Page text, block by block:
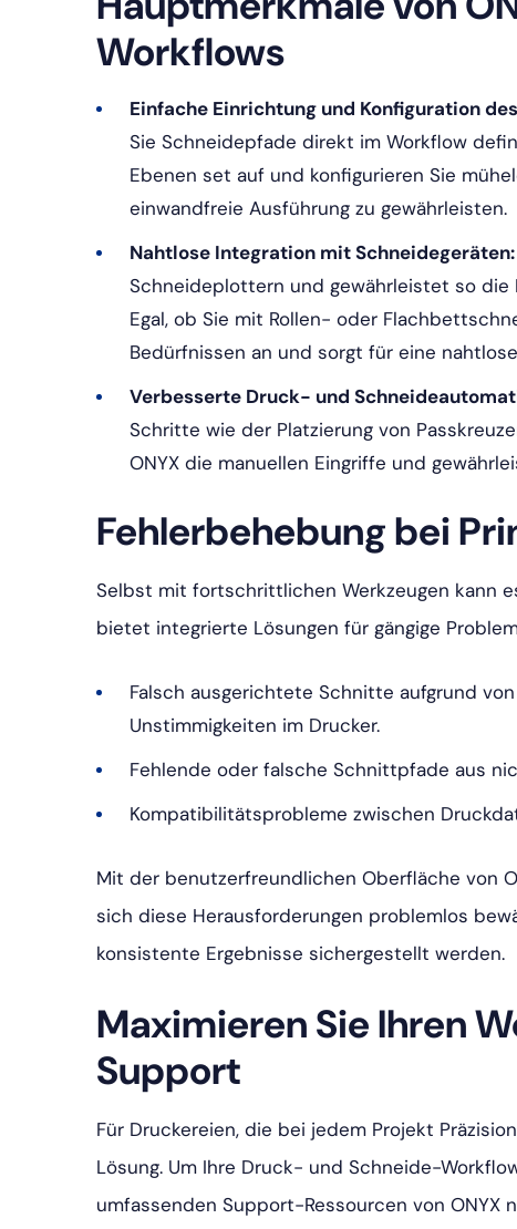
Workflows
Einfache Einrichtung und Konfiguration
Sie Schneidepfade direkt im Workflow
Ebenen set auf und konfigurieren Sie
einwandfreie Ausführung zu gewährleisten.
Nahtlose Integration mit Schneidegeräten:
Schneideplottern und gewährleistet so
Egal, ob Sie mit Rollen- oder
Bedürfnissen an und sorgt für eine
Verbesserte Druck- und
Schritte wie der Platzierung von
ONYX die manuellen Eingriffe und
Fehlerbehebung bei
Selbst mit fortschrittlichen Werkzeugen kann
bietet integrierte Lösungen für gängige
Falsch ausgerichtete Schnitte aufgrund
Unstimmigkeiten im Drucker.
Fehlende oder falsche Schnittpfade aus
Kompatibilitätsprobleme zwischen
Mit der benutzerfreundlichen Oberfläche von
sich diese Herausforderungen problemlos
konsistente Ergebnisse sichergestellt werden.
Maximieren Sie Ihren
Support
Für Druckereien, die bei jedem Projekt
Lösung. Um Ihre Druck- und Schneide-
umfassenden Support-Ressourcen von ONYX